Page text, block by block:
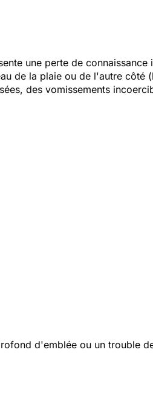
une perte de
de la plaie ou de l'autre côté
des vomissements
d'emblée ou un trouble